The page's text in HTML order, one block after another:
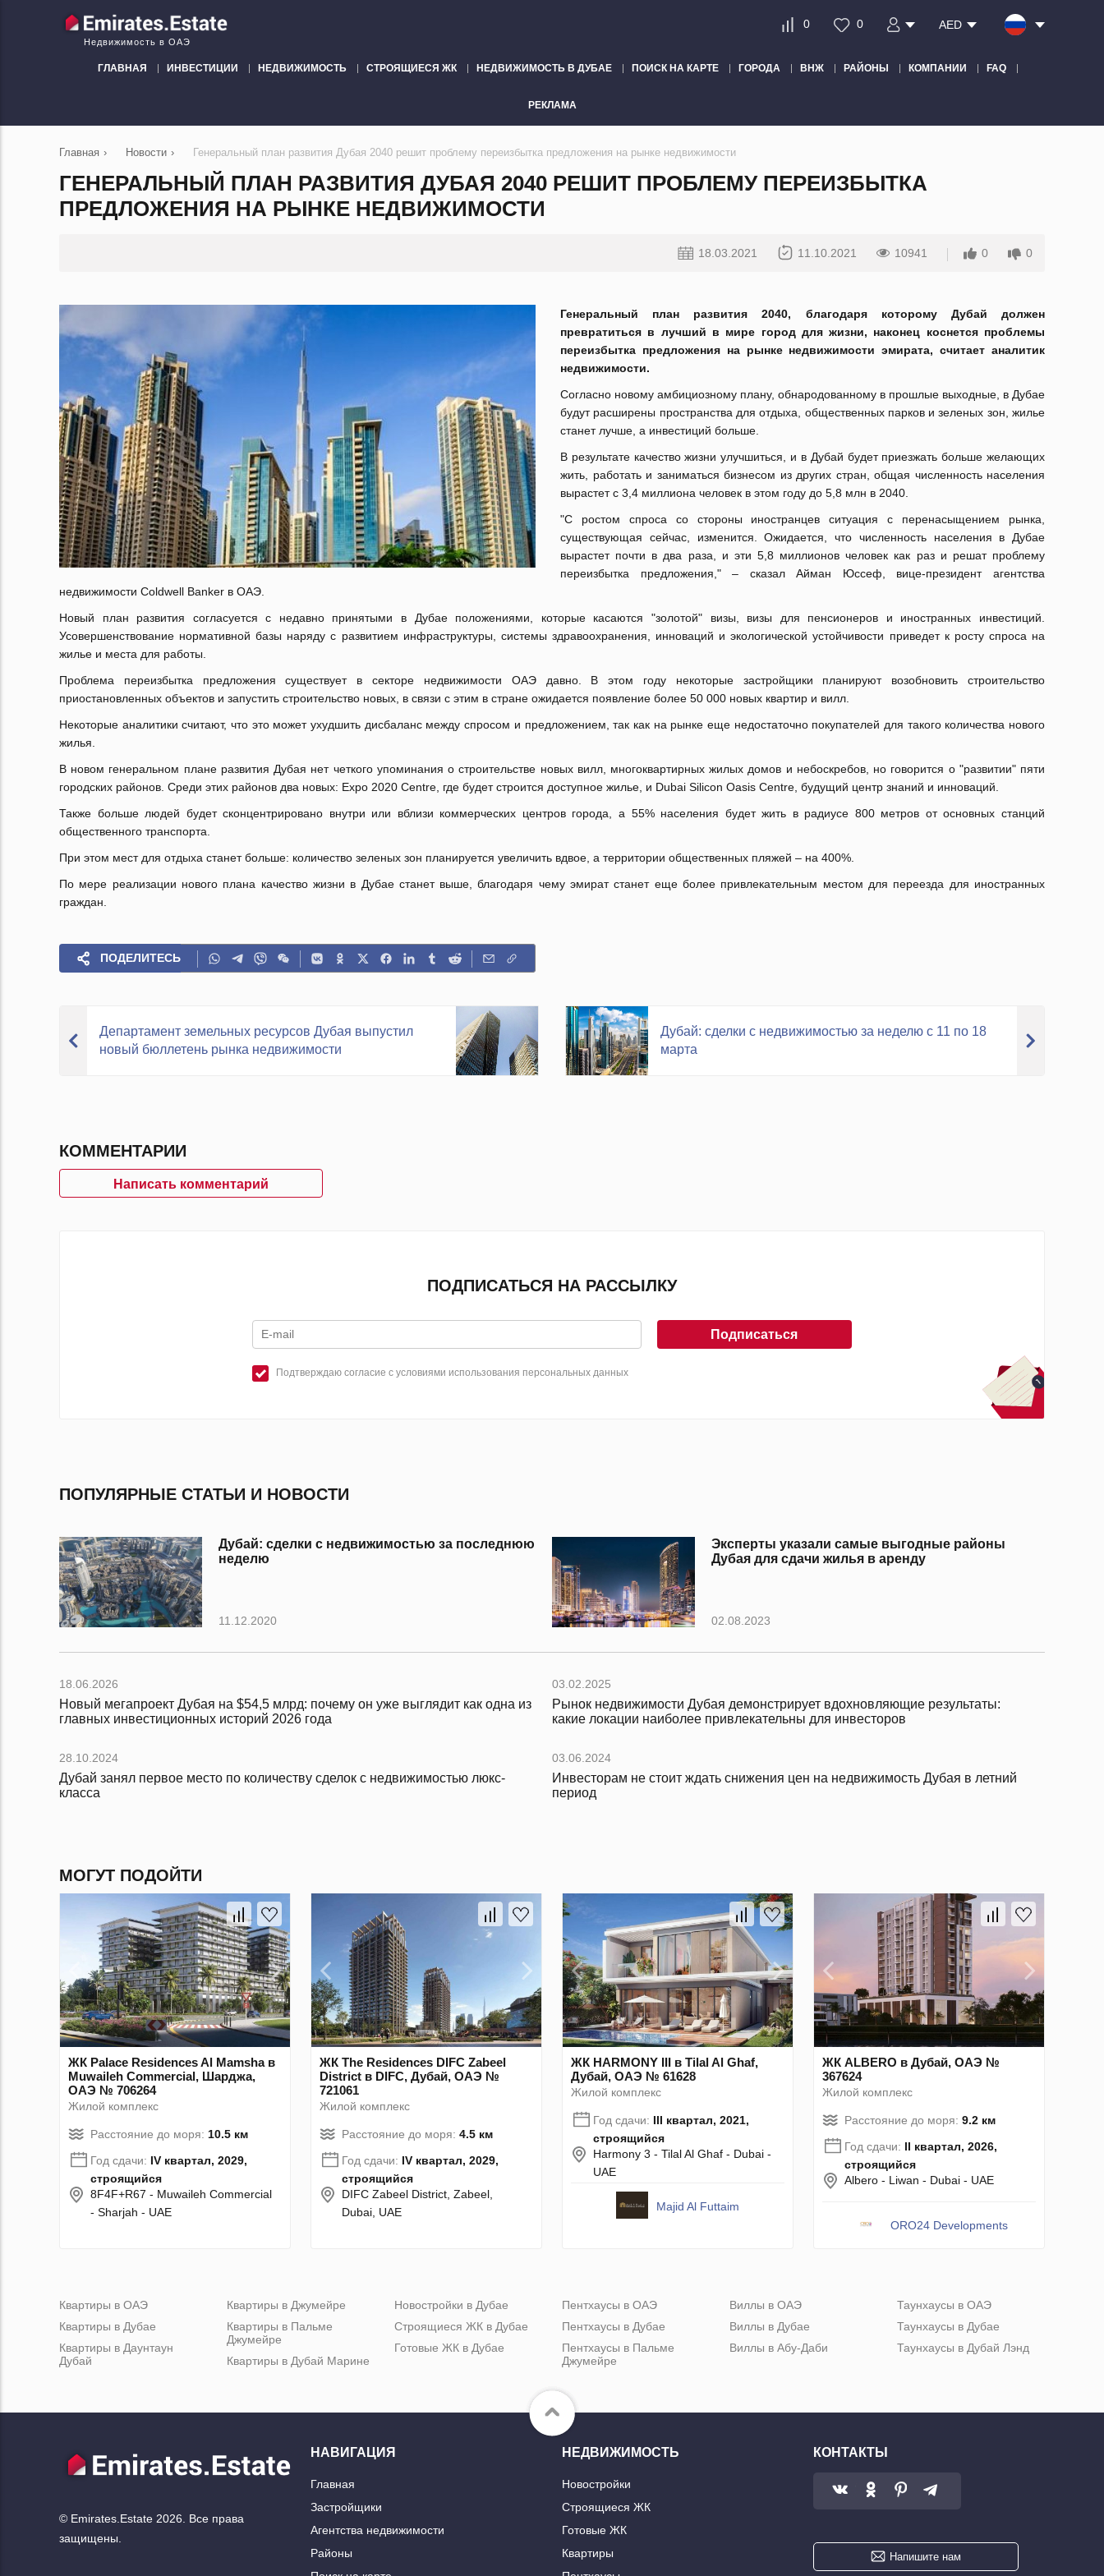
Недвижимость в ОАЭ
0 0 AED
ГЛАВНАЯ ИНВЕСТИЦИИ НЕДВИЖИМОСТЬ СТРОЯЩИЕСЯ ЖК НЕДВИЖИМОСТЬ В ДУБАЕ ПОИСК НА КАРТЕ ГОРОДА ВНЖ РАЙОНЫ КОМПАНИИ FAQ
РЕКЛАМА
Главная › Новости › Генеральный план развития Дубая 2040 решит проблему переизбытка предложения на рынке недвижимости
ГЕНЕРАЛЬНЫЙ ПЛАН РАЗВИТИЯ ДУБАЯ 2040 РЕШИТ ПРОБЛЕМУ ПЕРЕИЗБЫТКА
ПРЕДЛОЖЕНИЯ НА РЫНКЕ НЕДВИЖИМОСТИ
18.03.2021 11.10.2021 10941 0 0
Генеральный план развития 2040, благодаря которому Дубай должен
превратиться в лучший в мире город для жизни, наконец коснется проблемы
переизбытка предложения на рынке недвижимости эмирата, считает аналитик
недвижимости.
Согласно новому амбициозному плану, обнародованному в прошлые выходные, в Дубае
будут расширены пространства для отдыха, общественных парков и зеленых зон, жилье
станет лучше, а инвестиций больше.
В результате качество жизни улучшиться, и в Дубай будет приезжать больше желающих
жить, работать и заниматься бизнесом из других стран, общая численность населения
вырастет с 3,4 миллиона человек в этом году до 5,8 млн в 2040.
"С ростом спроса со стороны иностранцев ситуация с перенасыщением рынка,
существующая сейчас, изменится. Ожидается, что численность населения в Дубае
вырастет почти в два раза, и эти 5,8 миллионов человек как раз и решат проблему
переизбытка предложения," – сказал Айман Юссеф, вице-президент агентства
недвижимости Coldwell Banker в ОАЭ.
Новый план развития согласуется с недавно принятыми в Дубае положениями, которые касаются "золотой" визы, визы для пенсионеров и иностранных инвестиций.
Усовершенствование нормативной базы наряду с развитием инфраструктуры, системы здравоохранения, инноваций и экологической устойчивости приведет к росту спроса на
жилье и места для работы.
Проблема переизбытка предложения существует в секторе недвижимости ОАЭ давно. В этом году некоторые застройщики планируют возобновить строительство
приостановленных объектов и запустить строительство новых, в связи с этим в стране ожидается появление более 50 000 новых квартир и вилл.
Некоторые аналитики считают, что это может ухудшить дисбаланс между спросом и предложением, так как на рынке еще недостаточно покупателей для такого количества нового
жилья.
В новом генеральном плане развития Дубая нет четкого упоминания о строительстве новых вилл, многоквартирных жилых домов и небоскребов, но говорится о "развитии" пяти
городских районов. Среди этих районов два новых: Expo 2020 Centre , где будет строится доступное жилье, и Dubai Silicon Oasis Centre , будущий центр знаний и инноваций.
Также больше людей будет сконцентрировано внутри или вблизи коммерческих центров города, а 55% населения будет жить в радиусе 800 метров от основных станций
общественного транспорта.
При этом мест для отдыха станет больше: количество зеленых зон планируется увеличить вдвое, а территории общественных пляжей – на 400%.
По мере реализации нового плана качество жизни в Дубае станет выше, благодаря чему эмират станет еще более привлекательным местом для переезда для иностранных
граждан.
ПОДЕЛИТЕСЬ
Департамент земельных ресурсов Дубая выпустил
новый бюллетень рынка недвижимости
Дубай: сделки с недвижимостью за неделю с 11 по 18
марта
КОММЕНТАРИИ
Написать комментарий
ПОДПИСАТЬСЯ НА РАССЫЛКУ
Подтверждаю согласие с условиями использования персональных данных
Подписаться
ПОПУЛЯРНЫЕ СТАТЬИ И НОВОСТИ
Дубай: сделки с недвижимостью за последнюю
неделю
11.12.2020
Эксперты указали самые выгодные районы
Дубая для сдачи жилья в аренду
02.08.2023
18.06.2026
Новый мегапроект Дубая на $54,5 млрд: почему он уже выглядит как одна из
главных инвестиционных историй 2026 года
03.02.2025
Рынок недвижимости Дубая демонстрирует вдохновляющие результаты:
какие локации наиболее привлекательны для инвесторов
28.10.2024
Дубай занял первое место по количеству сделок с недвижимостью люкс-
класса
03.06.2024
Инвесторам не стоит ждать снижения цен на недвижимость Дубая в летний
период
МОГУТ ПОДОЙТИ
ЖК Palace Residences Al Mamsha в
Muwaileh Commercial, Шарджа,
ОАЭ № 706264
Жилой комплекс
Расстояние до моря: 10.5 км
Год сдачи: IV квартал, 2029,
строящийся
8F4F+R67 - Muwaileh Commercial
- Sharjah - UAE
ЖК The Residences DIFC Zabeel
District в DIFC, Дубай, ОАЭ №
721061
Жилой комплекс
Расстояние до моря: 4.5 км
Год сдачи: IV квартал, 2029,
строящийся
DIFC Zabeel District, Zabeel,
Dubai, UAE
ЖК HARMONY III в Tilal Al Ghaf,
Дубай, ОАЭ № 61628
Жилой комплекс
Год сдачи: III квартал, 2021,
строящийся
Harmony 3 - Tilal Al Ghaf - Dubai -
UAE
Majid Al Futtaim
ЖК ALBERO в Дубай, ОАЭ №
367624
Жилой комплекс
Расстояние до моря: 9.2 км
Год сдачи: II квартал, 2026,
строящийся
Albero - Liwan - Dubai - UAE
ORO24 Developments
Квартиры в ОАЭ
Квартиры в Дубае
Квартиры в Даунтаун
Дубай
Квартиры в Джумейре
Квартиры в Пальме
Джумейре
Квартиры в Дубай Марине
Новостройки в Дубае
Строящиеся ЖК в Дубае
Готовые ЖК в Дубае
Пентхаусы в ОАЭ
Пентхаусы в Дубае
Пентхаусы в Пальме
Джумейре
Виллы в ОАЭ
Виллы в Дубае
Виллы в Абу-Даби
Таунхаусы в ОАЭ
Таунхаусы в Дубае
Таунхаусы в Дубай Лэнд
© Emirates.Estate 2026. Все права
защищены.
НАВИГАЦИЯ
Главная
Застройщики
Агентства недвижимости
Районы
НЕДВИЖИМОСТЬ
Новостройки
Строящиеся ЖК
Готовые ЖК
Квартиры
КОНТАКТЫ
Напишите нам